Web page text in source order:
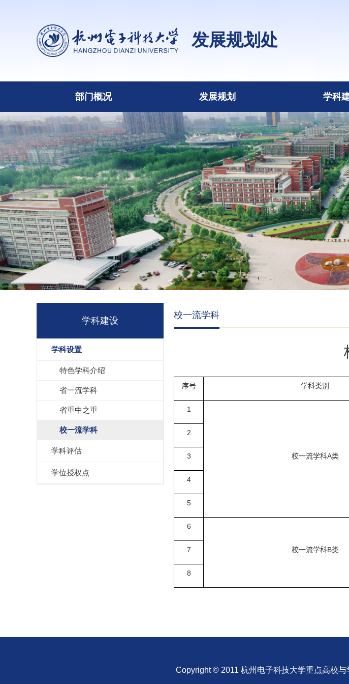
发展规划处
部门概况 发展规划 学科
学科建设
学科设置
特色学科介绍
省一流学科
省重中之重
校一流学科
学科评估
学位授权点
校一流学科
序号 学科类别
1
校一流学科A类
2
3
4
5
6
校一流学科B类
7
8
Copyright © 2011 杭州电子科技大学重点高校